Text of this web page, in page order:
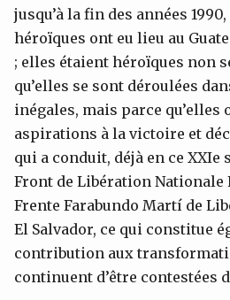
jusqu’à la fin des années
héroïques ont eu lieu au
; elles étaient héroïques non
qu’elles se sont déroulées
inégales, mais parce qu’elles
aspirations à la victoire et
qui a conduit, déjà en ce XXIe
Front de Libération Nationale
Frente Farabundo Martí de
El Salvador, ce qui constitue
contribution aux
continuent d’être contestées